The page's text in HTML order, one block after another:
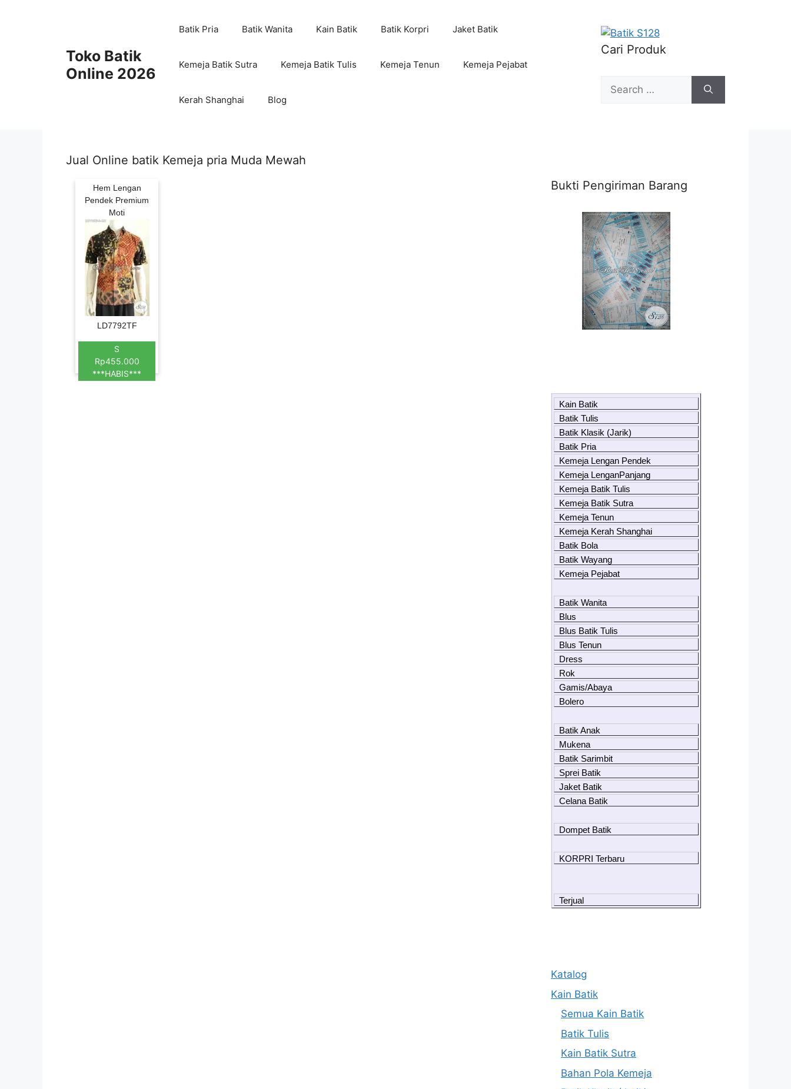
Toko Batik
Online 2026
Batik Pria Batik Wanita Kain Batik Batik Korpri Jaket Batik
Kemeja Batik Sutra Kemeja Batik Tulis Kemeja Tenun Kemeja Pejabat
Kerah Shanghai Blog
Cari Produk
Search
for:
Jual Online batik Kemeja pria Muda Mewah
Hem Lengan
Pendek Premium
Moti
LD7792TF
S
Rp455.000
***HABIS***
Bukti Pengiriman Barang
Kain Batik
Batik Tulis
Batik Klasik (Jarik)
Batik Pria
Kemeja Lengan Pendek
Kemeja LenganPanjang
Kemeja Batik Tulis
Kemeja Batik Sutra
Kemeja Tenun
Kemeja Kerah Shanghai
Batik Bola
Batik Wayang
Kemeja Pejabat
Batik Wanita
Blus
Blus Batik Tulis
Blus Tenun
Dress
Rok
Gamis/Abaya
Bolero
Batik Anak
Mukena
Batik Sarimbit
Sprei Batik
Jaket Batik
Celana Batik
Dompet Batik
KORPRI Terbaru
Terjual
Katalog
Kain Batik
Semua Kain Batik
Batik Tulis
Kain Batik Sutra
Bahan Pola Kemeja